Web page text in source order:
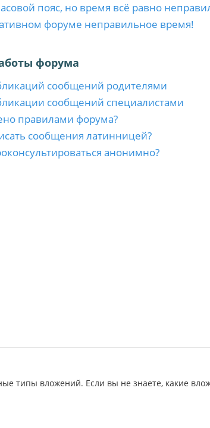
пояс, но время всё равно
форуме неправильное время!
форума
сообщений родителями
сообщений специалистами
правилами форума?
сообщения латинницей?
анонимно?
типы вложений. Если вы не знаете, какие